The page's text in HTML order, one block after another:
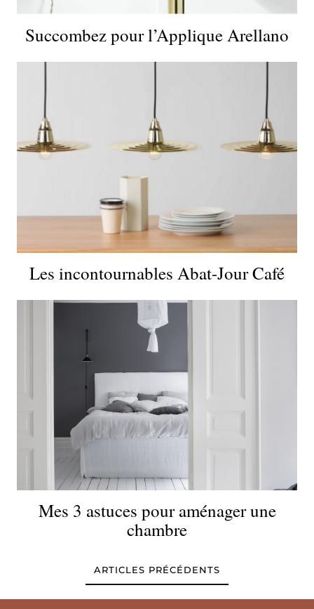
Succombez pour l’Applique Arellano
Les incontournables Abat-Jour Café
Mes 3 astuces pour aménager une
chambre
ARTICLES PRÉCÉDENTS